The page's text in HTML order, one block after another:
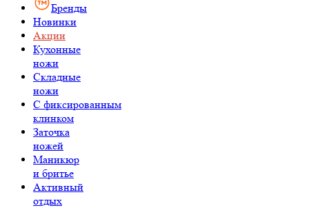
Бренды
Новинки
Акции
Кухонные
ножи
Складные
ножи
C фиксированным
клинком
Заточка
ножей
Маникюр
и бритье
Активный
отдых